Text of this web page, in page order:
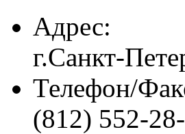
Адрес:
г.Санкт-
Телефон/
(812) 552-